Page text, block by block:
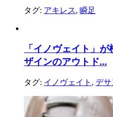
タグ: アキレス, 瞬足
「イノヴェイト」
ザインのアウトド...
タグ: イノヴェイト , デ